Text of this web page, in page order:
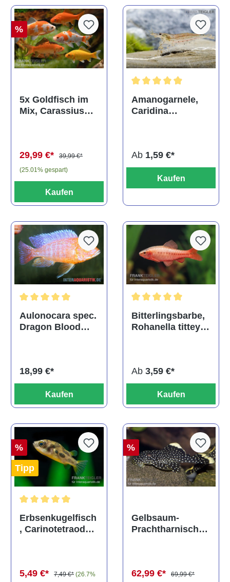
%
5x Goldfisch im
Mix, Carassius
29,99 €*
39,99 €*
(25.01% gespart)
Kaufen
Amanogarnele,
Caridina
Ab 1,59 €*
Kaufen
Aulonocara spec.
Dragon Blood
18,99 €*
Kaufen
Bitterlingsbarbe,
Rohanella titteya,
Ab 3,59 €*
Kaufen
%
Tipp
Erbsenkugelfisch
, Carinotetraodon
5,49 €* 7,49 €* (26.7%
%
Gelbsaum-
Prachtharnischw
62,99 €*
69,99 €*